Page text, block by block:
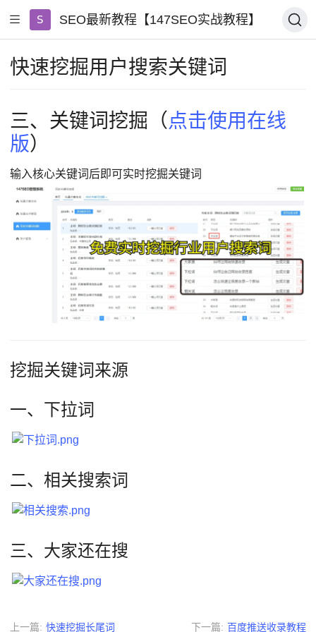
SEO最新教程【147SEO实战教程】
快速挖掘用户搜索关键词
三、关键词挖掘（点击使用在线
版）
输入核心关键词后即可实时挖掘关键词
挖掘关键词来源
一、下拉词
二、相关搜索词
三、大家还在搜
上一篇: 快速挖掘长尾词 下一篇: 百度推送收录教程